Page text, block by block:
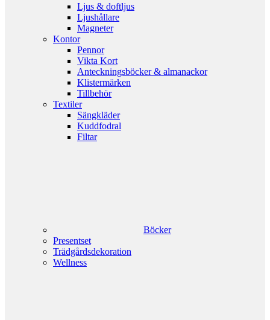
Ljus & doftljus
Ljushållare
Magneter
Kontor
Pennor
Vikta Kort
Anteckningsböcker & almanackor
Klistermärken
Tillbehör
Textiler
Sängkläder
Kuddfodral
Filtar
Böcker
Presentset
Trädgårdsdekoration
Wellness